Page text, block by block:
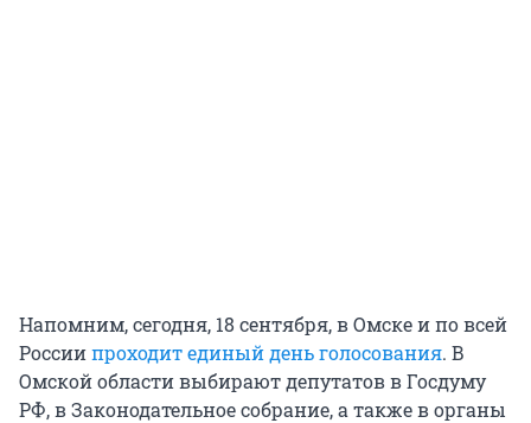
Напомним, сегодня, 18 сентября, в Омске и по всей
Россиипроходит единый день голосования. В
Омской области выбирают депутатов в Госдуму
РФ, в Законодательное собрание, а также в органы